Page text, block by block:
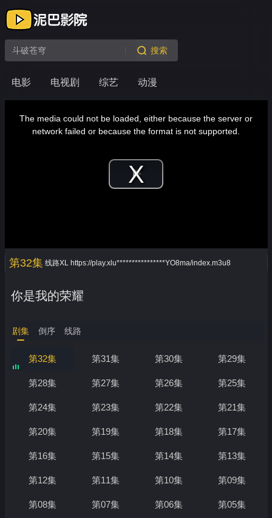
电影 电视剧 综艺 动漫
搜索
Play
modalThe media could not be loaded, either because the server or
network failed or because the format is not supported.
第32集 线路XL https://play.xlu****************YO8ma/index.m3u8
你是我的荣耀
剧集 倒序 线路
第32集 第31集 第30集 第29集
第28集 第27集 第26集 第25集
第24集 第23集 第22集 第21集
第20集 第19集 第18集 第17集
第16集 第15集 第14集 第13集
第12集 第11集 第10集 第09集
第08集 第07集 第06集 第05集